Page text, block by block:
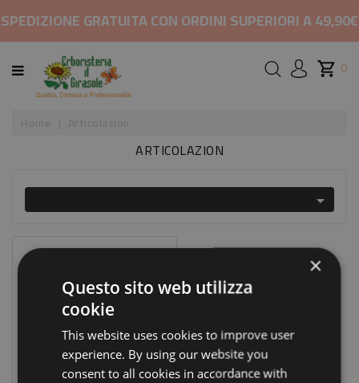
SPEDIZIONE GRATUITA CON ORDINI SUPERIORI A 49,90€
CATEGORIA
HOME
COSMETICI
BELLEZZA
ALIMENTAZIONE
INTEGRATORI
0
ARTICOLAZION

Prezzo Scontato ×
Questo sito web utilizza
cookie
This website uses cookies to improve user
experience. By using our website you
consent to all cookies in accordance with